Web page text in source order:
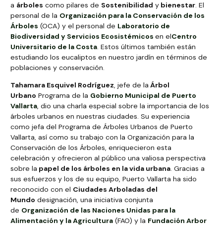
a árboles como pilares de Sostenibilidad y bienestar. El
personal de la Organización para la Conservación de los
Árboles (OCA) y el personal de Laboratorio de
Biodiversidad y Servicios Ecosistémicos en elCentro
Universitario de la Costa. Estos últimos también están
estudiando los eucaliptos en nuestro jardín en términos de
poblaciones y conservación.
Tahamara Esquivel Rodríguez, jefe de la Árbol
Urbano Programa de la Gobierno Municipal de Puerto
Vallarta, dio una charla especial sobre la importancia de los
árboles urbanos en nuestras ciudades. Su experiencia
como jefa del Programa de Árboles Urbanos de Puerto
Vallarta, así como su trabajo con la Organización para la
Conservación de los Árboles, enriquecieron esta
celebración y ofrecieron al público una valiosa perspectiva
sobre la papel de los árboles en la vida urbana. Gracias a
sus esfuerzos y los de su equipo, Puerto Vallarta ha sido
reconocido con el Ciudades Arboladas del
Mundo designación, una iniciativa conjunta
de Organización de las Naciones Unidas para la
Alimentación y la Agricultura (FAO) y la Fundación Arbor